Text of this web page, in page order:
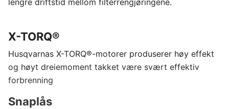
lengre driftstid mellom filterrengjøringene.
X-TORQ®
Husqvarnas X-TORQ®-motorer produserer høy effekt
og høyt dreiemoment takket være svært effektiv
forbrenning
Snaplås